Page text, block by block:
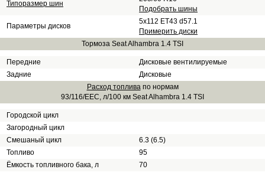
Типоразмер шин
Подобрать шины
Параметры дисков
5x112 ET43 d57.1
Примерить диски
Тормоза Seat Alhambra 1.4 TSI
Передние
Дисковые вентилируемые
Задние
Дисковые
Расход топливапо нормам
93/116/EEC, л/100 км Seat Alhambra 1.4 TSI
Городской цикл
Загородный цикл
Смешаный цикл
6.3 (6.5)
Топливо
95
Ёмкость топливного бака, л
70